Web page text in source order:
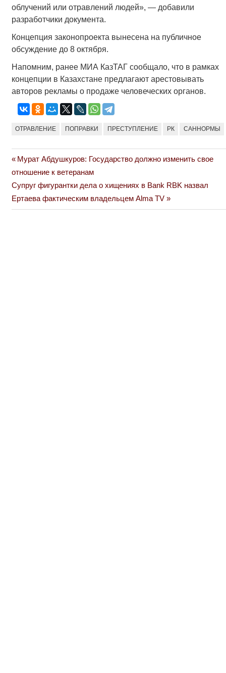
облучений или отравлений людей», — добавили
разработчики документа.
Концепция законопроекта вынесена на публичное
обсуждение до 8 октября.
Напомним, ранее МИА КазТАГ сообщало, что в рамках
концепции в Казахстане предлагают арестовывать
авторов рекламы о продаже человеческих органов.
ОТРАВЛЕНИЕ ПОПРАВКИ ПРЕСТУПЛЕНИЕ РК САННОРМЫ
Навигация
по
записям
Previous
Post:
Мурат Абдушкуров: Государство должно изменить свое
отношение к ветеранам
Next
Post:
Супруг фигурантки дела о хищениях в Bank RBK назвал
Ертаева фактическим владельцем Alma TV